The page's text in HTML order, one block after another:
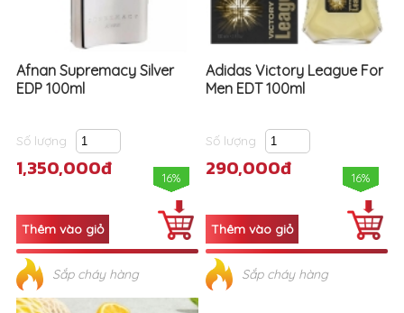
Afnan Supremacy Silver
EDP 100ml
Số lượng
1,350,000đ 16%
Sắp cháy hàng
Adidas Victory League For
Men EDT 100ml
Số lượng
290,000đ 16%
Sắp cháy hàng